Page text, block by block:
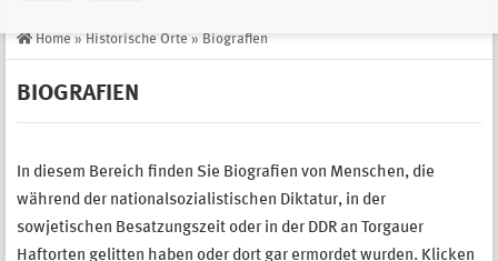
Home » Historische Orte » Biografien
BIOGRAFIEN
In diesem Bereich finden Sie Biografien von Menschen, die
während der nationalsozialistischen Diktatur, in der
sowjetischen Besatzungszeit oder in der DDR an Torgauer
Haftorten gelitten haben oder dort gar ermordet wurden. Klicken